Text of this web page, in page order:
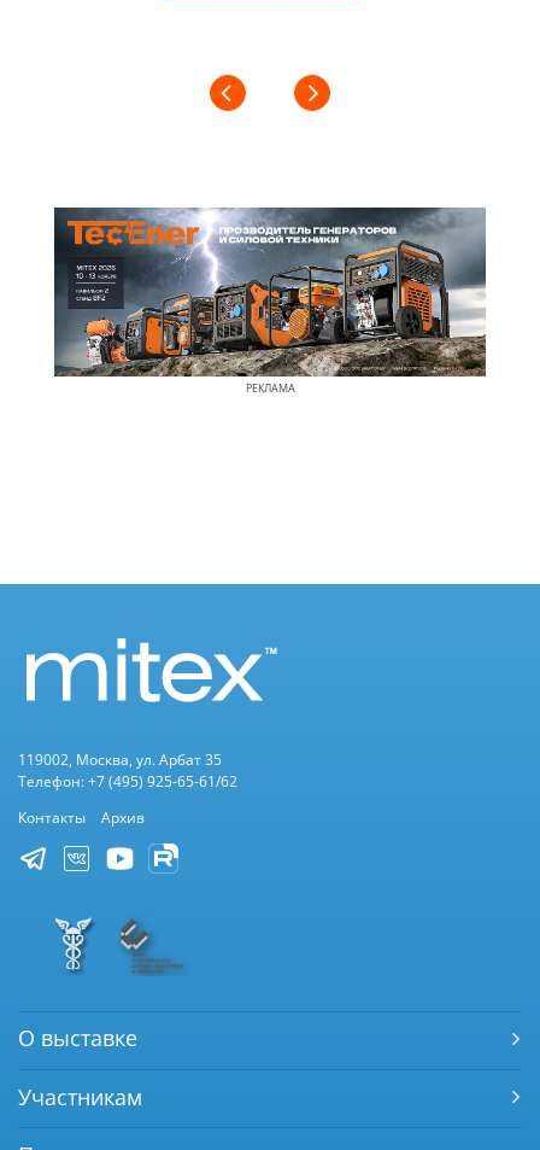
РЕКЛАМА
119002, Москва, ул. Арбат 35
Телефон: +7 (495) 925-65-61/62
Контакты
Архив
О выставке
Участникам